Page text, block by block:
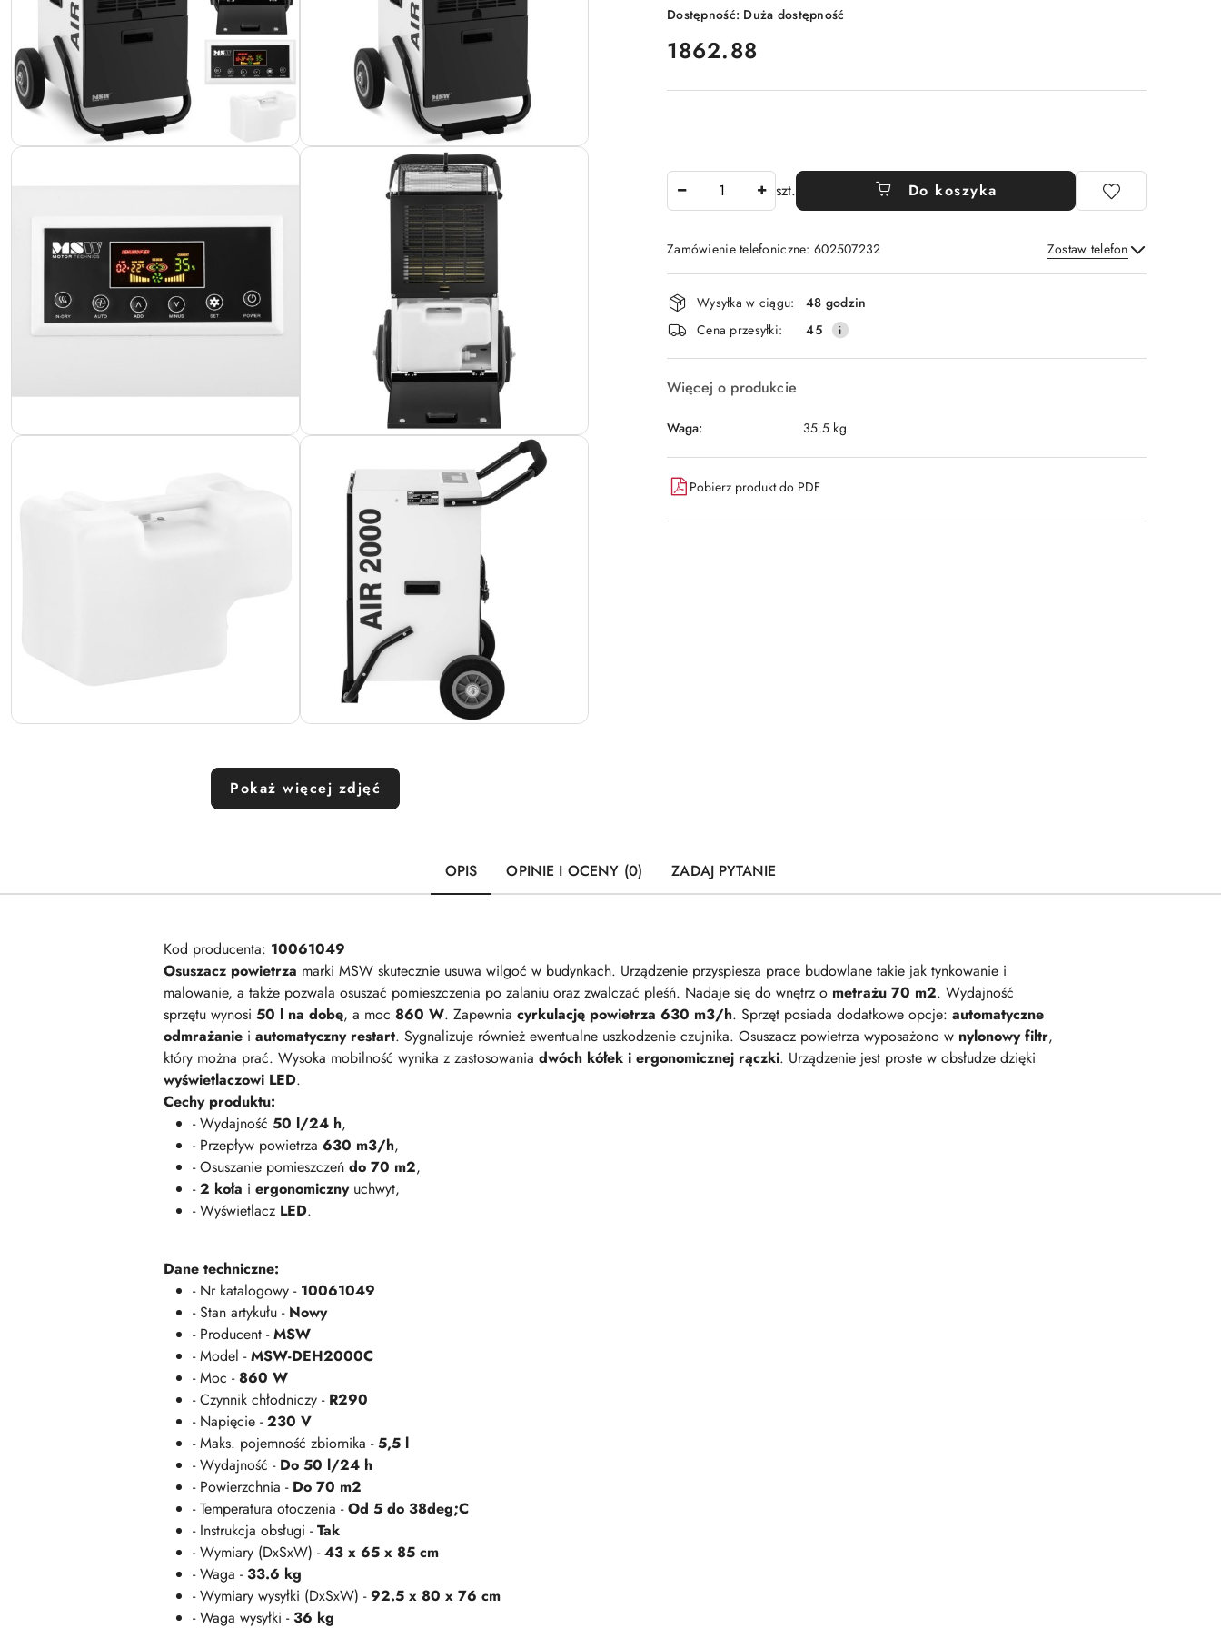
Pokaż więcej zdjęć
Dostępność: Duża dostępność
cena:
1862.88
szt. Do koszyka
Zamówienie telefoniczne: 602507232 Zostaw telefon
Wyślij
Dostępność
i
dostawa
Wysyłka w ciągu:
48 godzin
Cena przesyłki:
45
Więcej o produkcie
Waga: 35.5 kg
Pobierz produkt do PDF
OPIS OPINIE I OCENY (0) ZADAJ PYTANIE
Kod producenta: 10061049
Osuszacz powietrza marki MSW skutecznie usuwa wilgoć w budynkach. Urządzenie przyspiesza prace budowlane takie jak tynkowanie i
malowanie, a także pozwala osuszać pomieszczenia po zalaniu oraz zwalczać pleśń. Nadaje się do wnętrz o metrażu 70 m2. Wydajność
sprzętu wynosi 50 l na dobę, a moc 860 W. Zapewnia cyrkulację powietrza 630 m3/h. Sprzęt posiada dodatkowe opcje: automatyczne
odmrażanie i automatyczny restart. Sygnalizuje również ewentualne uszkodzenie czujnika. Osuszacz powietrza wyposażono w nylonowy filtr,
który można prać. Wysoka mobilność wynika z zastosowania dwóch kółek i ergonomicznej rączki. Urządzenie jest proste w obsłudze dzięki
wyświetlaczowi LED.
Cechy produktu:
- Wydajność 50 l/24 h,
- Przepływ powietrza 630 m3/h,
- Osuszanie pomieszczeń do 70 m2,
-2 koła i ergonomicznyuchwyt,
- Wyświetlacz LED.
Dane techniczne:
- Nr katalogowy - 10061049
- Stan artykułu - Nowy
- Producent -MSW
- Model -MSW-DEH2000C
- Moc -860 W
- Czynnik chłodniczy - R290
- Napięcie -230 V
- Maks. pojemność zbiornika -5,5 l
- Wydajność - Do 50 l/24 h
- Powierzchnia - Do 70 m2
- Temperatura otoczenia -Od 5 do 38deg;C
- Instrukcja obsługi -Tak
- Wymiary (DxSxW) -43 x 65 x 85 cm
- Waga -33.6 kg
- Wymiary wysyłki (DxSxW) -92.5 x 80 x 76 cm
- Waga wysyłki -36 kg